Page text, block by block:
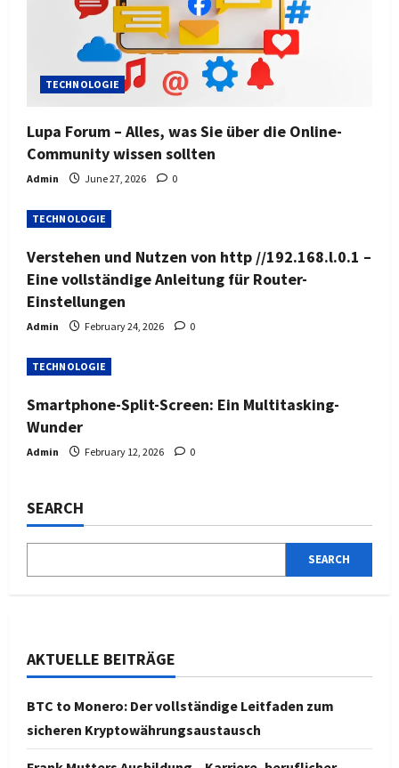
TECHNOLOGIE
Lupa Forum – Alles, was Sie über die Online-
Community wissen sollten
Admin June 27, 2026 0
TECHNOLOGIE
Verstehen und Nutzen von http //192.168.l.0.1 –
Eine vollständige Anleitung für Router-
Einstellungen
Admin February 24, 2026 0
TECHNOLOGIE
Smartphone-Split-Screen: Ein Multitasking-
Wunder
Admin February 12, 2026 0
SEARCH
SEARCH
AKTUELLE BEITRÄGE
BTC to Monero: Der vollständige Leitfaden zum
sicheren Kryptowährungsaustausch